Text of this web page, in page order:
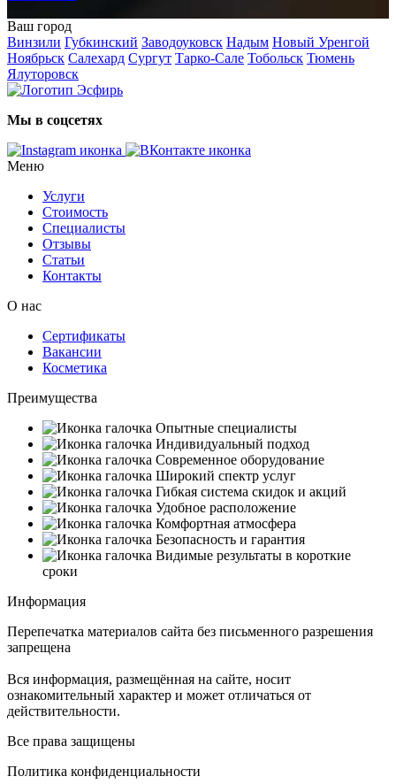
Ваш город
Винзили Губкинский Заводоуковск Надым Новый Уренгой
Ноябрьск Салехард Сургут Тарко-Сале Тобольск Тюмень
Ялуторовск
Мы в соцсетях
Меню
Услуги
Стоимость
Специалисты
Отзывы
Статьи
Контакты
О нас
Сертификаты
Вакансии
Косметика
Преимущества
Опытные специалисты
Индивидуальный подход
Современное оборудование
Широкий спектр услуг
Гибкая система скидок и акций
Удобное расположение
Комфортная атмосфера
Безопасность и гарантия
Видимые результаты в короткие
сроки
Информация
Перепечатка материалов сайта без письменного разрешения
запрещена
Вся информация, размещённая на сайте, носит
ознакомительный характер и может отличаться от
действительности.
Все права защищены
Политика конфиденциальности